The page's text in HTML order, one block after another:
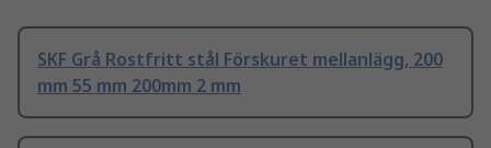
SKF Grå Rostfritt stål Förskuret mellanlägg, 200
mm 55 mm 200mm 2 mm